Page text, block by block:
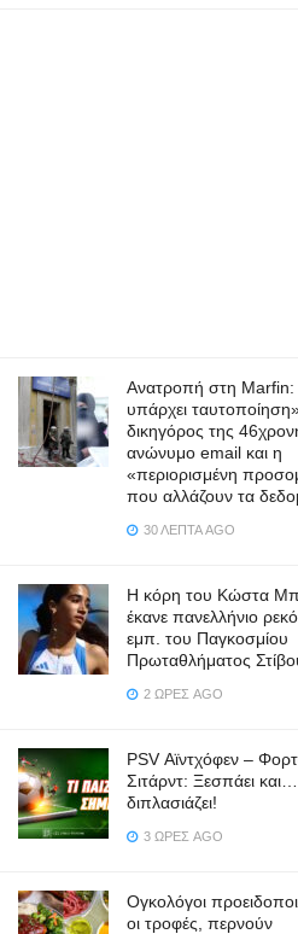
Ανατροπή στη Marfin:
υπάρχει
δικηγόρος της
ανώνυμο email και η
«περιορισμένη
που αλλάζουν τα
30 ΛΕΠΤΆ AGO
Η κόρη του Κώστα
έκανε πανελλήνιο
εμπ. του Παγκοσμίου
Πρωταθλήματος
2 ΏΡΕΣ AGO
PSV Αϊντχόφεν –
Σιτάρντ: Ξεσπάει και…
διπλασιάζει!
3 ΏΡΕΣ AGO
Ογκολόγοι
οι τροφές, περνούν